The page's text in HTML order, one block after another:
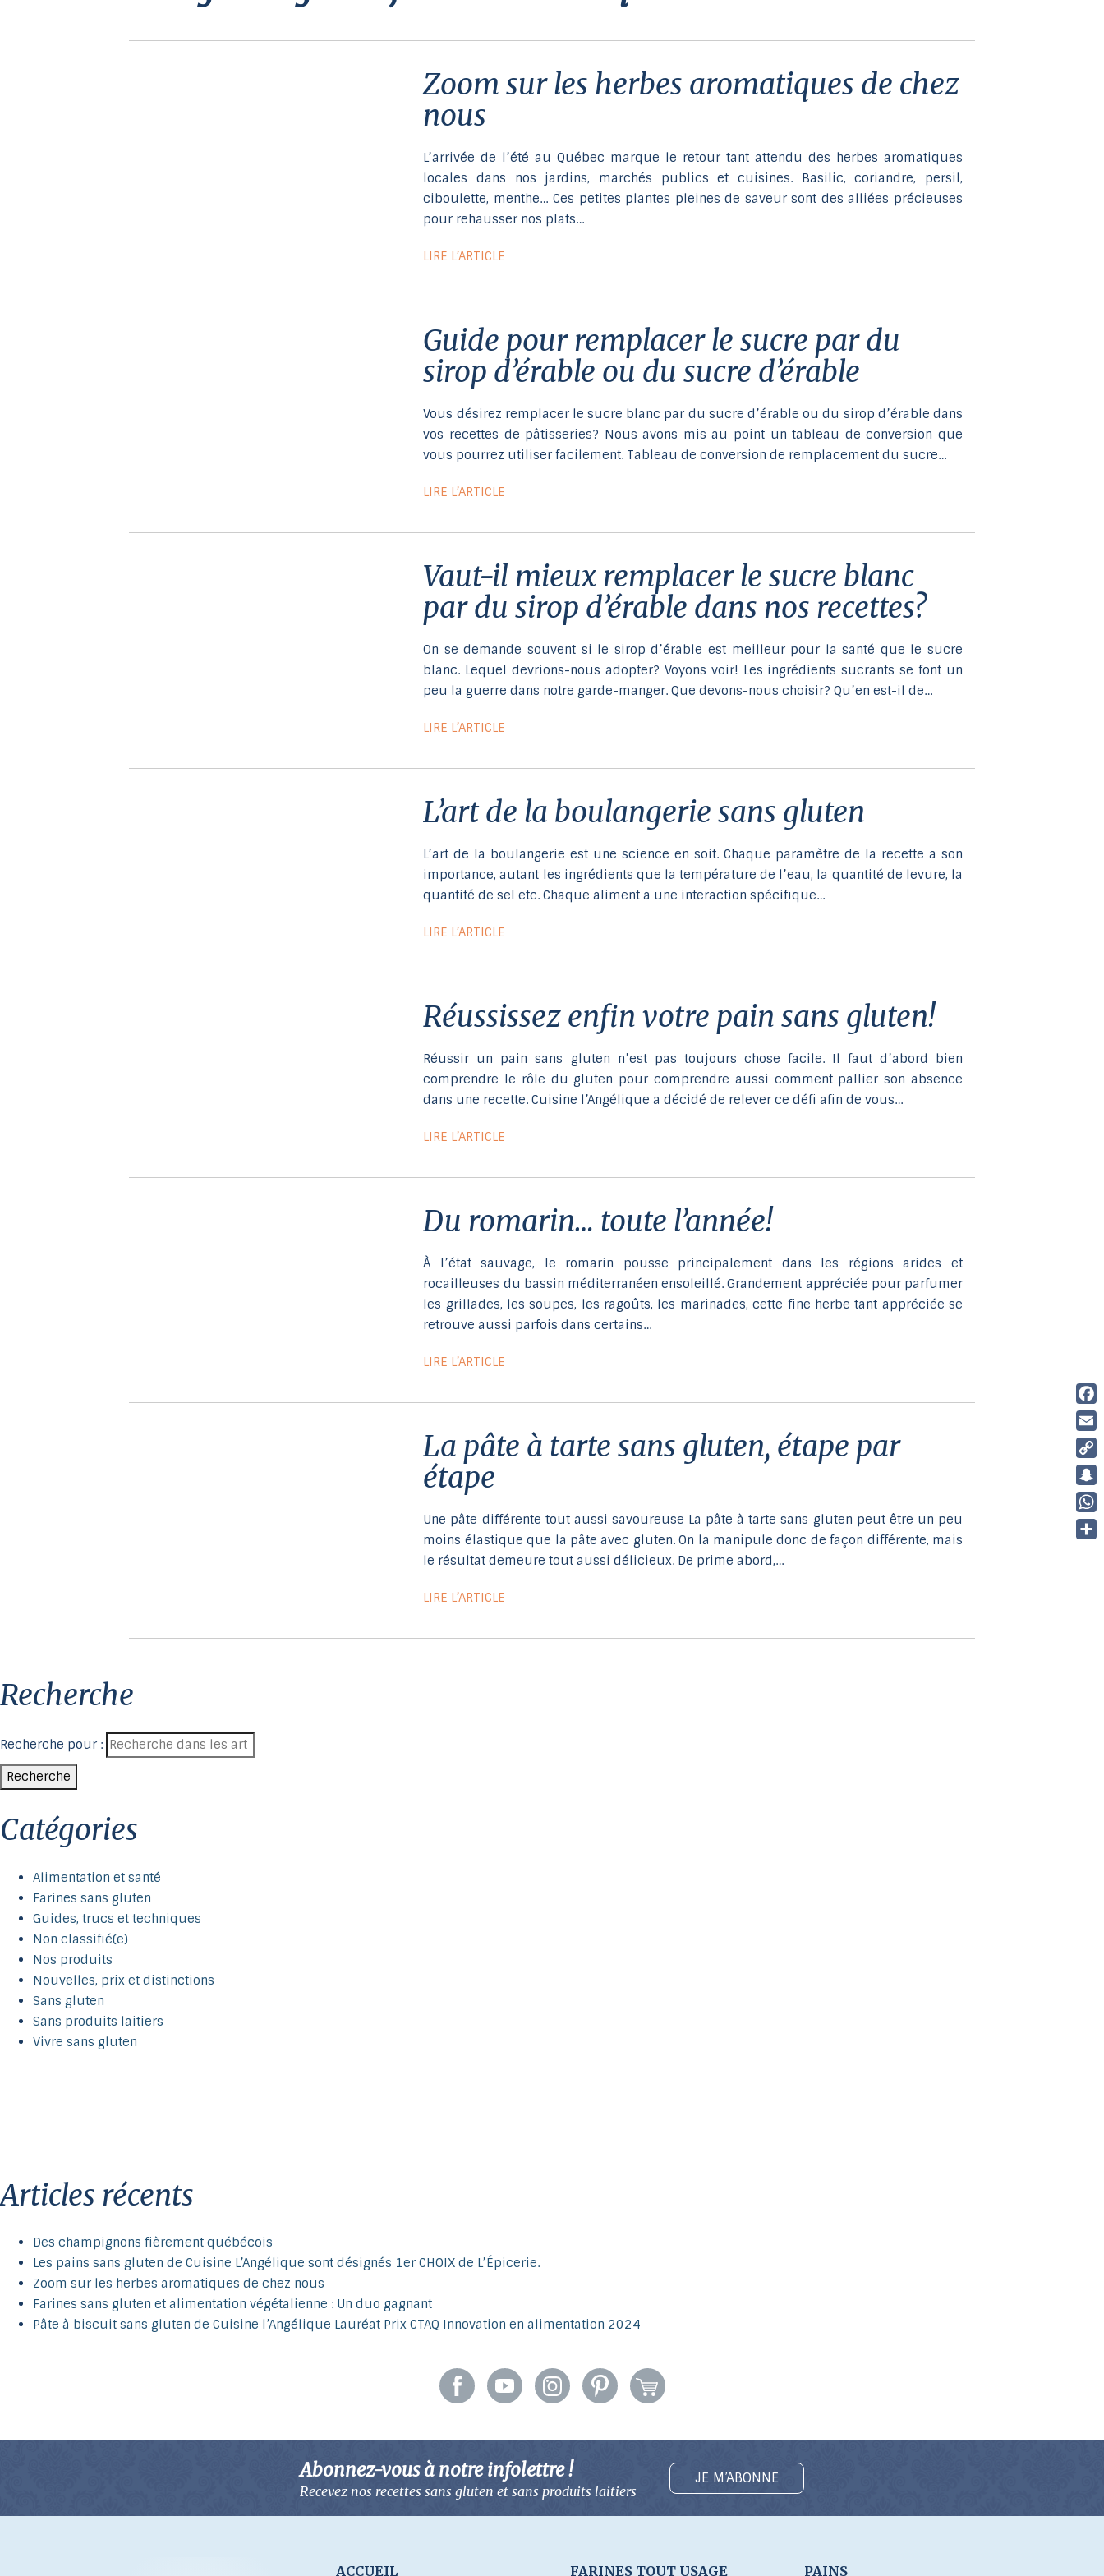
zoom sur les herbes aromatiques de chez
nous
L’arrivée de l’été au Québec marque le retour tant attendu des herbes aromatiques
locales dans nos jardins, marchés publics et cuisines. Basilic, coriandre, persil,
ciboulette, menthe… Ces petites plantes pleines de saveur sont des alliées précieuses
pour rehausser nos plats…
LIRE L’ARTICLE
guide pour remplacer le sucre par du
sirop d’érable ou du sucre d’érable
Vous désirez remplacer le sucre blanc par du sucre d’érable ou du sirop d’érable dans
vos recettes de pâtisseries? Nous avons mis au point un tableau de conversion que
vous pourrez utiliser facilement. Tableau de conversion de remplacement du sucre…
LIRE L’ARTICLE
vaut-il mieux remplacer le sucre blanc
par du sirop d’érable dans nos recettes?
On se demande souvent si le sirop d’érable est meilleur pour la santé que le sucre
blanc. Lequel devrions-nous adopter? Voyons voir! Les ingrédients sucrants se font un
peu la guerre dans notre garde-manger. Que devons-nous choisir? Qu’en est-il de…
LIRE L’ARTICLE
l’art de la boulangerie sans gluten
L’art de la boulangerie est une science en soit. Chaque paramètre de la recette a son
importance, autant les ingrédients que la température de l’eau, la quantité de levure, la
quantité de sel etc. Chaque aliment a une interaction spécifique…
LIRE L’ARTICLE
réussissez enfin votre pain sans gluten!
Réussir un pain sans gluten n’est pas toujours chose facile. Il faut d’abord bien
comprendre le rôle du gluten pour comprendre aussi comment pallier son absence
dans une recette. Cuisine l’Angélique a décidé de relever ce défi afin de vous…
LIRE L’ARTICLE
du romarin… toute l’année!
À l’état sauvage, le romarin pousse principalement dans les régions arides et
rocailleuses du bassin méditerranéen ensoleillé. Grandement appréciée pour parfumer
les grillades, les soupes, les ragoûts, les marinades, cette fine herbe tant appréciée se
retrouve aussi parfois dans certains…
LIRE L’ARTICLE
la pâte à tarte sans gluten, étape par
étape
Une pâte différente tout aussi savoureuse La pâte à tarte sans gluten peut être un peu
moins élastique que la pâte avec gluten. On la manipule donc de façon différente, mais
le résultat demeure tout aussi délicieux. De prime abord,…
LIRE L’ARTICLE
recherche
Recherche pour :
Recherche
catégories
Alimentation et santé
Farines sans gluten
Guides, trucs et techniques
Non classifié(e)
Nos produits
Nouvelles, prix et distinctions
Sans gluten
Sans produits laitiers
Vivre sans gluten
articles récents
Des champignons fièrement québécois
Les pains sans gluten de Cuisine L’Angélique sont désignés 1er CHOIX de L’Épicerie.
Zoom sur les herbes aromatiques de chez nous
Farines sans gluten et alimentation végétalienne : Un duo gagnant
Pâte à biscuit sans gluten de Cuisine l’Angélique Lauréat Prix CTAQ Innovation en alimentation 2024
Abonnez-vous à notre infolettre !
Recevez nos recettes sans gluten et sans produits laitiers
JE M’ABONNE
ACCUEIL FARINES TOUT USAGE PAINS
Link